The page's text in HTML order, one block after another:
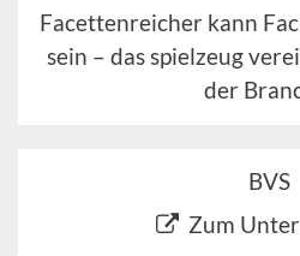
Facettenreicher kann
sein – das spielzeug
der
BVS
Zum